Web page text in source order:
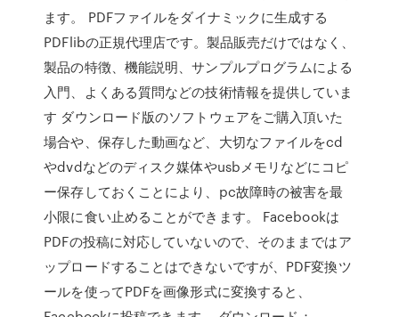
ます。 PDFファイルをダイナミックに生成する
PDFlibの正規代理店です。製品販売だけではなく、
製品の特徴、機能説明、サンプルプログラムによる
入門、よくある質問などの技術情報を提供していま
す ダウンロード版のソフトウェアをご購入頂いた
場合や、保存した動画など、大切なファイルをcd
やdvdなどのディスク媒体やusbメモリなどにコピ
ー保存しておくことにより、pc故障時の被害を最
小限に食い止めることができます。 Facebookは
PDFの投稿に対応していないので、そのままではア
ップロードすることはできないですが、PDF変換ツ
ールを使ってPDFを画像形式に変換すると、